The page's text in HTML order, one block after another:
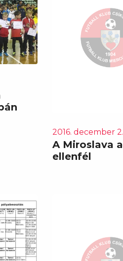
2016. december 2.
A Miroslava
ellenfél